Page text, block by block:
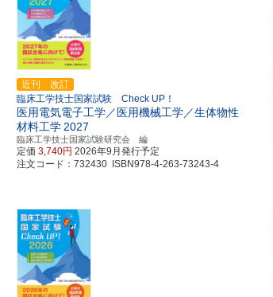
近刊 改訂
臨床工学技士国家試験 Check UP！
医用電気電子工学／医用機械工学／生体物性
材料工学2027
臨床工学技士国家試験研究会 編
定価3,740円 2026年9月発行予定
注文コード：732430 ISBN978-4-263-73243-4